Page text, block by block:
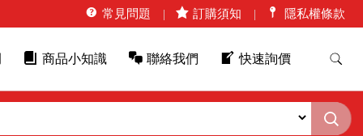
常見問題 訂購須知 隱私權條款
商品小知識 聯絡我們 快速詢價